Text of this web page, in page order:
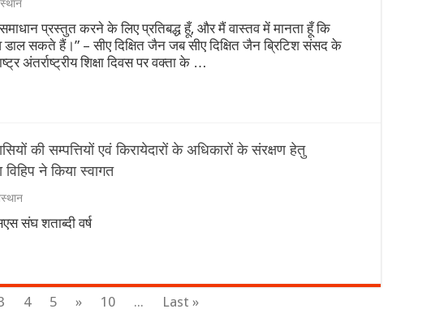
प्रस्तुत करने के लिए प्रतिबद्ध हूँ, और मैं वास्तव में मानता हूँ कि
सकते हैं।” – सीए दिक्षित जैन जब सीए दिक्षित जैन ब्रिटिश संसद के
अंतर्राष्ट्रीय शिक्षा दिवस पर वक्ता के …
की सम्पत्तियों एवं किरायेदारों के अधिकारों के संरक्षण हेतु
ने किया स्वागत
संघ शताब्दी वर्ष
4 5 » 10 ... Last »